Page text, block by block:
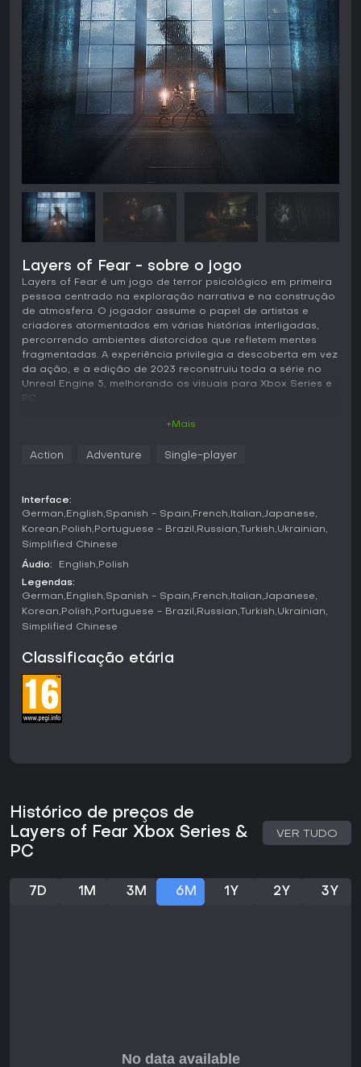
Layers of Fear - sobre o jogo
Layers of Fear é um jogo de terror psicológico em primeira
pessoa centrado na exploração narrativa e na construção
de atmosfera. O jogador assume o papel de artistas e
criadores atormentados em várias histórias interligadas,
percorrendo ambientes distorcidos que refletem mentes
fragmentadas. A experiência privilegia a descoberta em vez
da ação, e a edição de 2023 reconstruiu toda a série no
Unreal Engine 5, melhorando os visuais para Xbox Series e
PC.
constante mudança, como uma mansão vitoriana ou um
resolve quebra-cabeças ambientais simples para avançar.
A casa ou o navio se reconfiguram constantemente,
obrigando a revisitar os mesmos espaços sob novas
condições que revelam fragmentos da história.
áreas escuras e serve temporariamente para afastar
ameaças antes de prosseguir. Esses elementos
observação e da interpretação.
O design de som tem papel fundamental: pisos rangendo,
ecos distantes e ruídos repentinos aumentam o
desconforto durante a exploração. Os visuais contam com
dinâmica que reage à perspectiva do jogador.
O título é inteiramente single-player e se divide em capítulos
narrativos distintos. Cada capítulo coloca o jogador na
perspectiva de um protagonista diferente: o Pintor original,
sua Filha no conteúdo Inheritance, sua Esposa na adição
Capítulo do Farol.
A narrativa se desenvolve por cinco perspectivas principais
+Mais
Action Adventure Single-player
Interface:
German English Spanish - Spain French Italian Japanese
Korean Polish Portuguese - Brazil Russian Turkish Ukrainian
Simplified Chinese
Áudio: English Polish
Legendas:
German English Spanish - Spain French Italian Japanese
Korean Polish Portuguese - Brazil Russian Turkish Ukrainian
Simplified Chinese
Classificação etária
Histórico de preços de
Layers of Fear Xbox Series &
PC
VER TUDO
7D 1M 3M 6M 1Y 2Y 3Y